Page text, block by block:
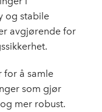
og stabile
avgjørende for
for å samle
som gjør
mer robust.